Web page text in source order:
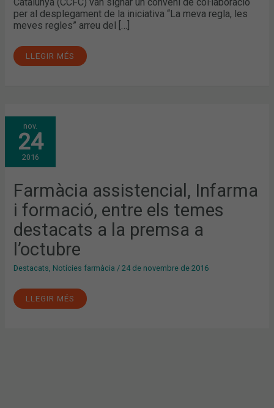
per al desplegament de la iniciativa “La meva regla, les
meves regles” arreu del […]
LLEGIR MÉS
nov.
24
2016
Farmàcia assistencial, Infarma
i formació, entre els temes
destacats a la premsa a
l’octubre
Destacats Notícies farmàcia /24 de novembre de 2016
FARMÀCIA
ASSISTENCIAL,
INFARMA
I
FORMACIÓ,
ENTRE
ELS
DESTACATS
A
LA
PREMSA
A
L’OCTUBRE
LLEGIR MÉS